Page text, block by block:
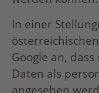
In einer
Google an,
Daten als
angesehen